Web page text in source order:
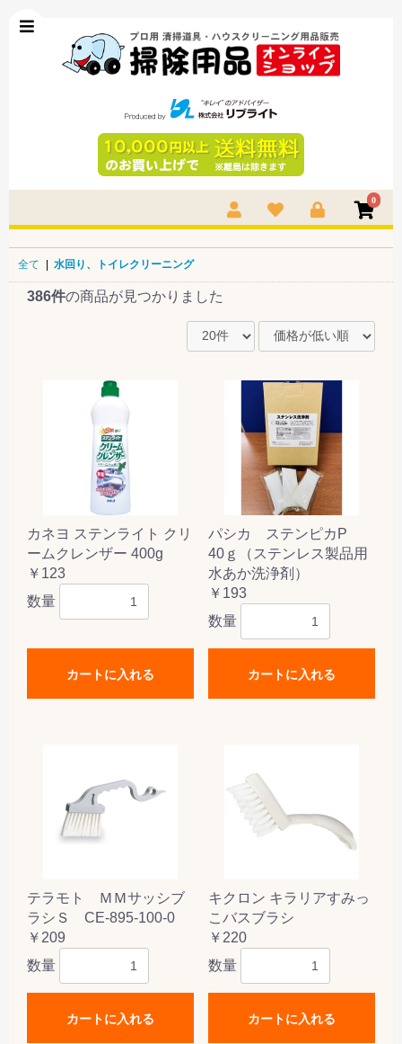
0
全て | 水回り、トイレクリーニング
386件の商品が見つかりました
カネヨ ステンライト クリ
ームクレンザー 400g
￥123
数量
カートに入れる
パシカ ステンピカP
40ｇ（ステンレス製品用
水あか洗浄剤）
￥193
数量
カートに入れる
テラモト ＭＭサッシブ
ラシＳ CE-895-100-0
￥209
数量
カートに入れる
キクロン キラリアすみっ
こバスブラシ
￥220
数量
カートに入れる